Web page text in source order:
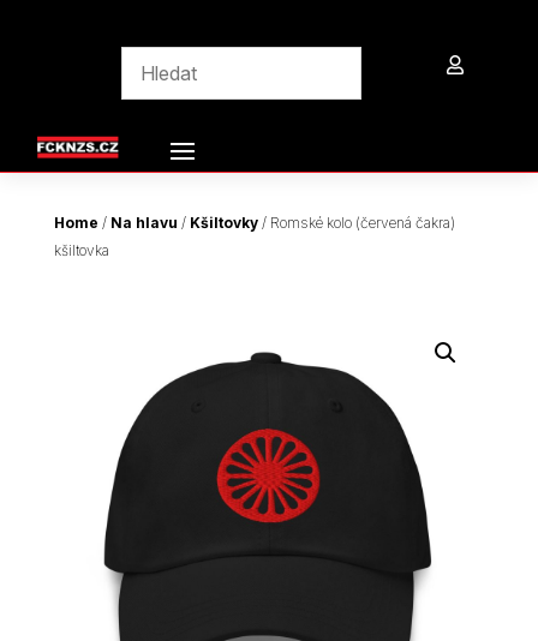

Home / Na hlavu / Kšiltovky/ Romské kolo (červená čakra)
kšiltovka